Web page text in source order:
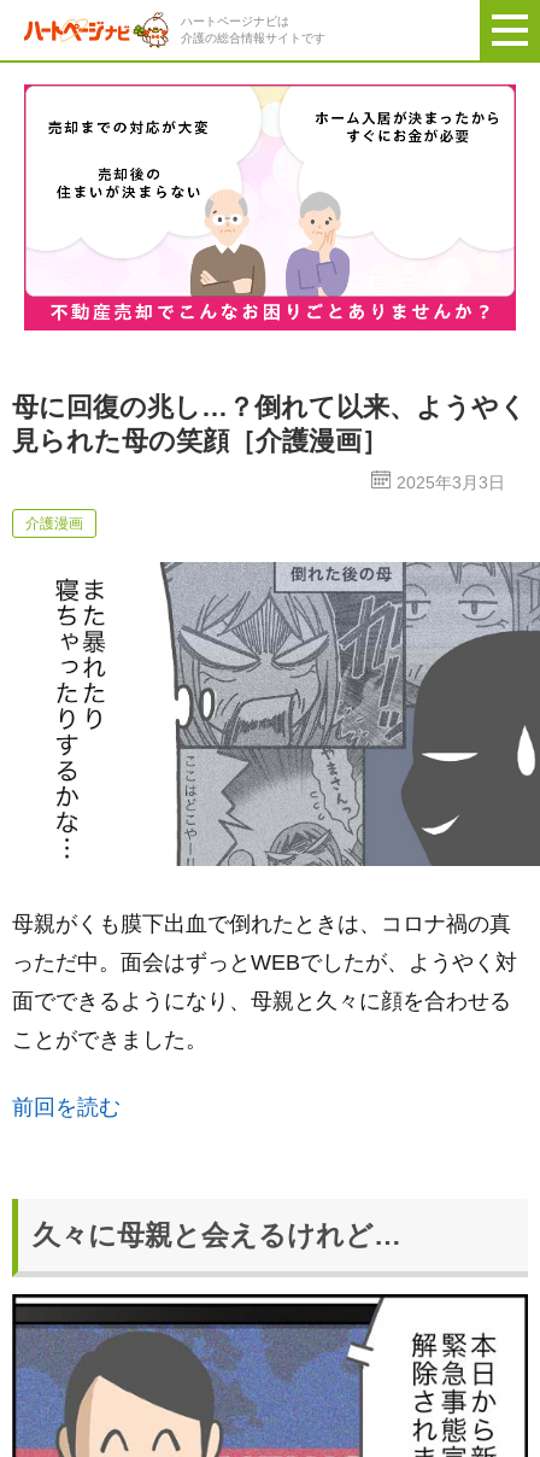
ハートページナビは
介護の総合情報サイトです
母に回復の兆し…？倒れて以来、ようやく
見られた母の笑顔［介護漫画］
2025年3月3日
介護漫画
母親がくも膜下出血で倒れたときは、コロナ禍の真
っただ中。面会はずっとWEBでしたが、ようやく対
面でできるようになり、母親と久々に顔を合わせる
ことができました。
前回を読む
久々に母親と会えるけれど…